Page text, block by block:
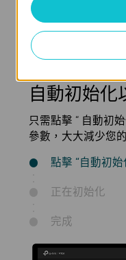
自動初始化
只需點擊 “ 自動初
參數，大大減少您
點擊 “自動初始
正在初始化
完成